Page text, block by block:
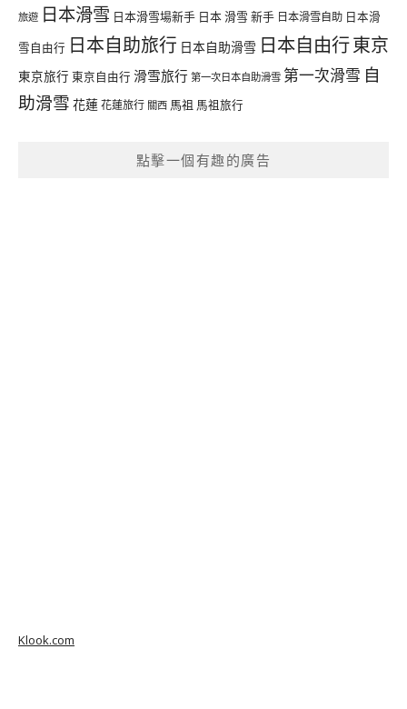
旅遊 日本滑雪 日本滑雪場新手 日本 滑雪 新手 日本滑雪自助 日本滑
雪自由行 日本自助旅行 日本自助滑雪 日本自由行東京
東京旅行 東京自由行 滑雪旅行 第一次日本自助滑雪 第一次滑雪 自
助滑雪 花蓮花蓮旅行 關西 馬祖 馬祖旅行
點擊一個有趣的廣告
Klook.com